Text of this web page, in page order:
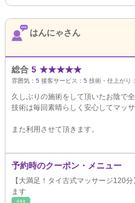
はんにゃさん
総合 5 ★★★★★
雰囲気： 5 接客サービス： 5 技術・仕上がり：
久しぶりの施術をして頂いたお陰で
技術は毎回素晴らしく安心してマッ
また利用させて頂きます。
予約時のクーポン・メニュー
【大満足！タイ古式マッサージ120
ます